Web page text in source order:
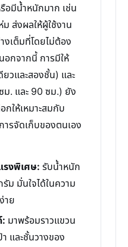
อมีน้ำหนักมาก เช่น
ส่งผลให้ผู้ใช้งาน
งเต็มที่โดยไม่ต้อง
อกจากนี้ การมีให้
วและสองชั้น) และ
. และ 90 ซม.) ยัง
กให้เหมาะสมกับ
รจัดเก็บของตนเอง
รงพิเศษ: รับน้ำหนัก
ม มั่นใจได้ในความ
าย
มาพร้อมราวแขวน
และชั้นวางของ